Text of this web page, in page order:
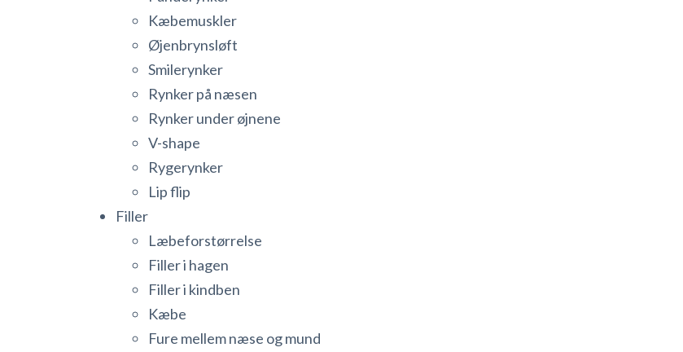
Kæbemuskler
Øjenbrynsløft
Smilerynker
Rynker på næsen
Rynker under øjnene
V-shape
Rygerynker
Lip flip
Filler
Læbeforstørrelse
Filler i hagen
Filler i kindben
Kæbe
Fure mellem næse og mund